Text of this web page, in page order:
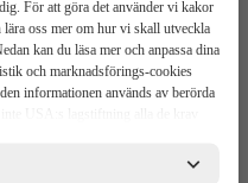
För att göra det använder vi kakor
oss mer om hur vi skall utveckla
kan du läsa mer och anpassa dina
och marknadsförings-cookies
informationen används av berörda
USA:s lagstiftning alla de krav
måste lämna över uppgifter till
en sådan begäran. Det kan dock